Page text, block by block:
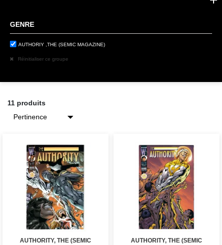
GENRE
AUTHORIY ,THE (SEMIC MAGAZINE)
Réinitialiser ce groupe
11 produits
AUTHORITY, THE (SEMIC
AUTHORITY, THE (SEMIC